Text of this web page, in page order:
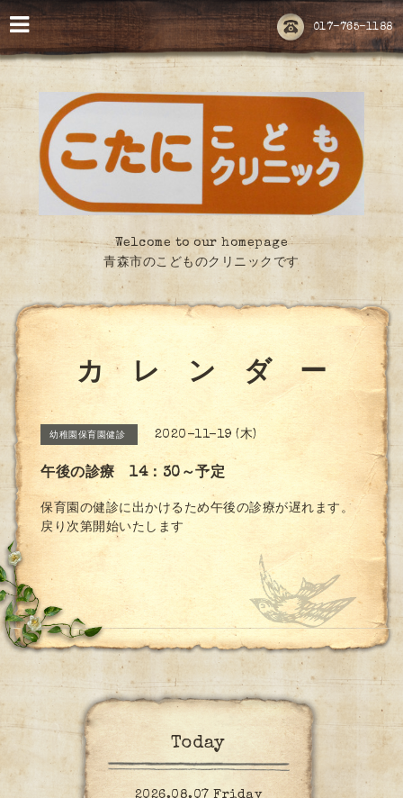
017-765-1188
Welcome to our homepage
青森市のこどものクリニックです
カ レ ン ダ ー
幼稚園保育園健診 2020-11-19 (木)
午後の診療 14：30～予定
保育園の健診に出かけるため午後の診療が遅れます。
戻り次第開始いたします
Today